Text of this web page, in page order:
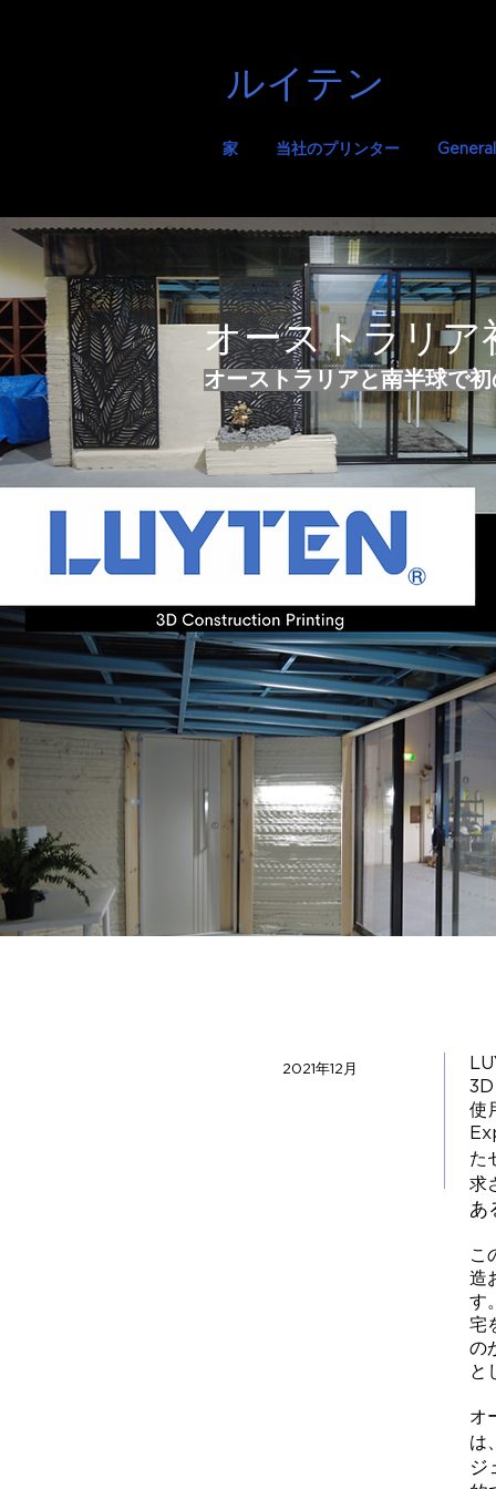
ルイテン
家 当社のプリンター General
オーストラリ
オーストラリアと南半球で
2021年12月
3D
使
た
求
あ
こ
造
す
宅
の
と
オ
は、
ジ